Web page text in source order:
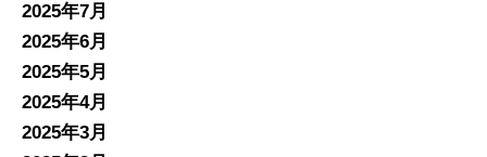
2025年7月
2025年6月
2025年5月
2025年4月
2025年3月